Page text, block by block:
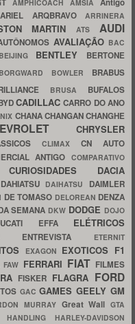
AMPHICOACH AMSIA Antigo
ARIEL ARQBRAVO ARRINERA
MARTINATS AUDI
AVALIAÇÃO BAC
BEIJING BENTLEY BERTONE
BORGWARD BOWLER BRABUS
BRUSA BUFALOS
CADILLACCARRO DO ANO
CHANACHANGANCHANGHE
CHRYSLER
CLIMAX CN AUTO
ANTIGOCOMPARATIVO
CURIOSIDADES DACIA
DAHIATSU DAIHATSU DAIMLER
DE TOMASO DELOREAN DENZA
SEMANA DKW DODGE DOJO
EFFA ELÉTRICOS
ENTREVISTA ETERNIT
EXAGON EXOTICOS F1
FAW FERRARI FIAT FILMES
FISKER FLAGRA FORD
GACGAMESGEELYGM
MURRAY Great WallGTA
HANDLINGHARLEY-DAVIDSON